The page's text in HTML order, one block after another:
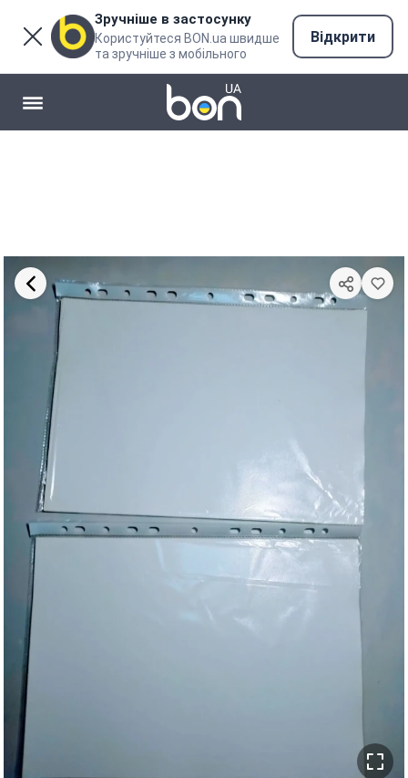
Зручніше в застосунку
Користуйтеся BON.ua швидше
та зручніше з мобільного
Відкрити